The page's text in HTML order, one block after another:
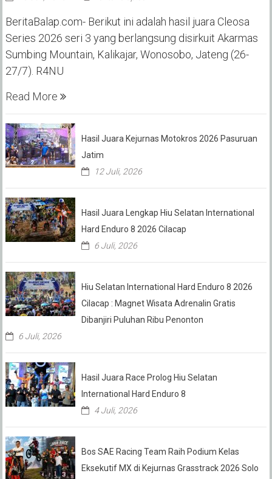
BeritaBalap.com- Berikut ini adalah hasil juara Cleosa
Series 2026 seri 3 yang berlangsung disirkuit Akarmas
Sumbing Mountain, Kalikajar, Wonosobo, Jateng (26-
27/7). R4NU
Read More
Hasil Juara Kejurnas Motokros 2026 Pasuruan
Jatim
12 Juli, 2026
Hasil Juara Lengkap Hiu Selatan International
Hard Enduro 8 2026 Cilacap
6 Juli, 2026
Hiu Selatan International Hard Enduro 8 2026
Cilacap : Magnet Wisata Adrenalin Gratis
Dibanjiri Puluhan Ribu Penonton
6 Juli, 2026
Hasil Juara Race Prolog Hiu Selatan
International Hard Enduro 8
4 Juli, 2026
Bos SAE Racing Team Raih Podium Kelas
Eksekutif MX di Kejurnas Grasstrack 2026 Solo